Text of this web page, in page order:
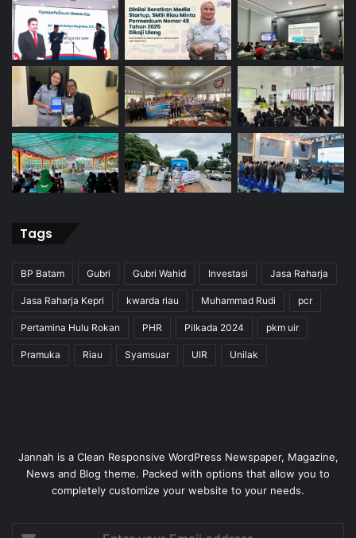
Tags
BP Batam Gubri Gubri Wahid Investasi Jasa Raharja
Jasa Raharja Kepri kwarda riau Muhammad Rudi pcr
Pertamina Hulu Rokan PHR Pilkada 2024 pkm uir
Pramuka Riau Syamsuar UIR Unilak
Jannah is a Clean Responsive WordPress Newspaper, Magazine,
News and Blog theme. Packed with options that allow you to
completely customize your website to your needs.